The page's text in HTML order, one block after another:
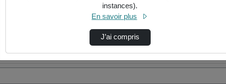
instances).
En savoir plus
J’ai compris